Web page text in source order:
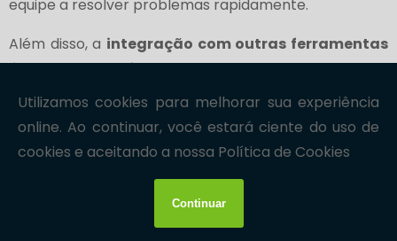
equipe a resolver problemas rapidamente.
Além disso, a integração com outras ferramentas
é uma característica que pode fazer uma grande
diferença na eficácia do sistema de monitoramento.
Verifique se a solução escolhida pode ser integrada a
outras ferramentas de segurança, como firewalls,